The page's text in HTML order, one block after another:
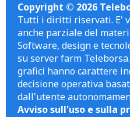
Copyright © 2026
Tutti i diritti riservati. E'
anche parziale del
Software, design e
su server farm
grafici hanno carattere
decisione operativa
dall'utente
Avviso sull'uso e sulla